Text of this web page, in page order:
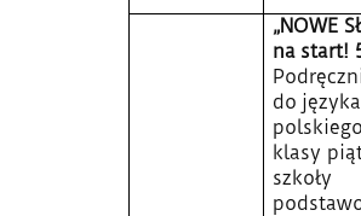
„NOWE
na start!
do języka
klasy
szkoły